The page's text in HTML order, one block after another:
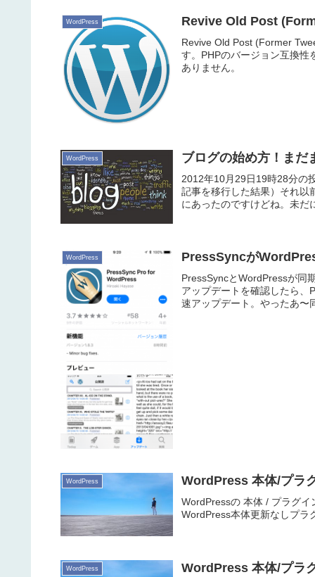
WordPress Revive Old Post
Revive Old Post (Former
す。PHPのバージョン互換性
ありません。
WordPress ブログの始め方！まだ
2012年10月29日19時28分の
記事を移行した結果）それ以
にあったのですけどね。未だ
WordPress PressSyncが
PressSyncとWordPressが同
アップデートを確認したら、
速アップデート。やったあ〜
WordPress WordPress 本体/プラ
WordPressの 本体 / プラグ
WordPress本体更新なしプ
WordPress WordPress 本体/プラ